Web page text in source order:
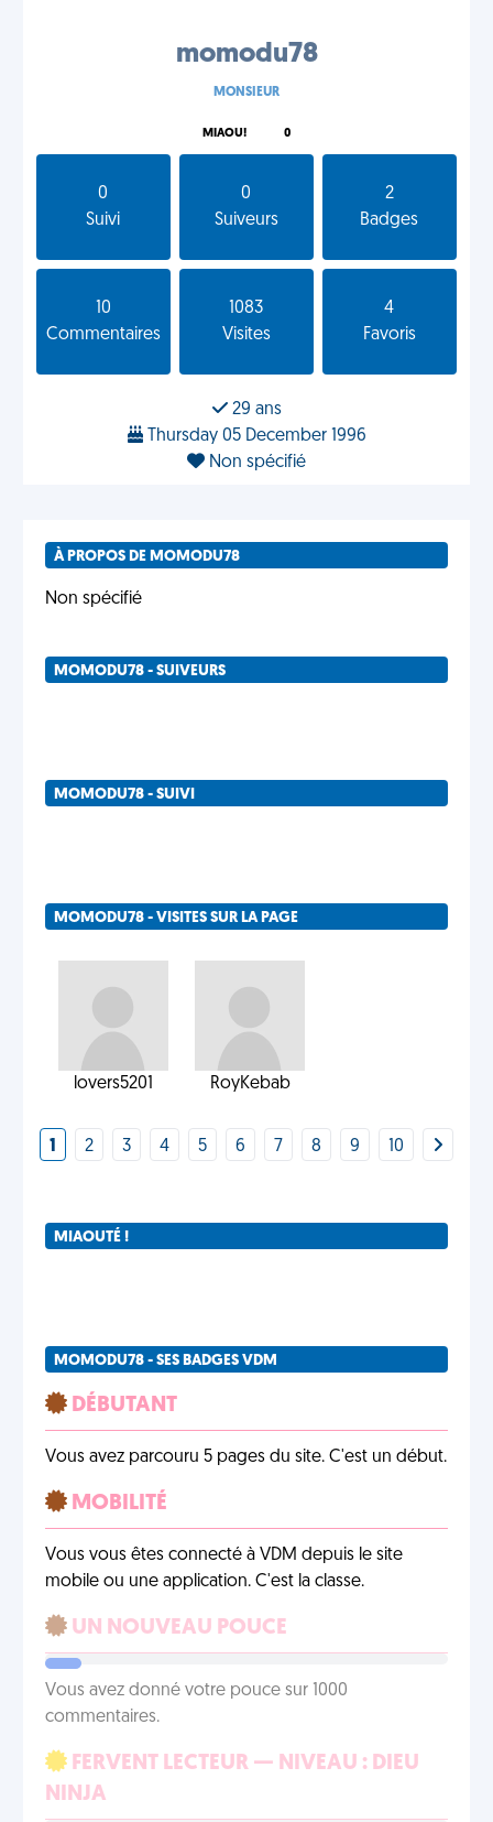
momodu78
MONSIEUR
MIAOU! 0
0
Suivi
0
Suiveurs
2
Badges
10
Commentaires
1083
Visites
4
Favoris
29 ans
Thursday 05 December 1996
Non spécifié
À PROPOS DE MOMODU78
Non spécifié
MOMODU78 - SUIVEURS
MOMODU78 - SUIVI
MOMODU78 - VISITES SUR LA PAGE
lovers5201 RoyKebab
1 2 3 4 5 6 7 8 9 10
MIAOUTÉ !
MOMODU78 - SES BADGES VDM
DÉBUTANT
Vous avez parcouru 5 pages du site. C'est un début.
MOBILITÉ
Vous vous êtes connecté à VDM depuis le site
mobile ou une application. C'est la classe.
UN NOUVEAU POUCE
Vous avez donné votre pouce sur 1000
commentaires.
FERVENT LECTEUR — NIVEAU : DIEU
NINJA